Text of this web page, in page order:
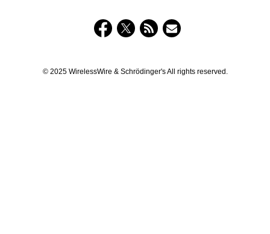
© 2025 WirelessWire & Schrödinger's All rights reserved.